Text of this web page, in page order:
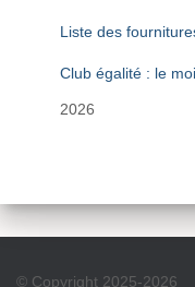
Liste des
Club égalité : le
2026
© Copyright 2025-2026